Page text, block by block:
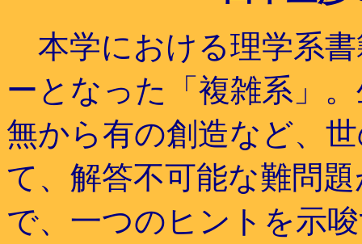
本学における理学系
ーとなった「複雑系」
無から有の創造など、
て、解答不可能な難問
で、一つのヒントを示